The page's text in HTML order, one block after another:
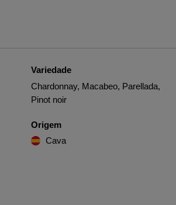
Variedade
Chardonnay, Macabeo, Parellada,
Pinot noir
Origem
Cava